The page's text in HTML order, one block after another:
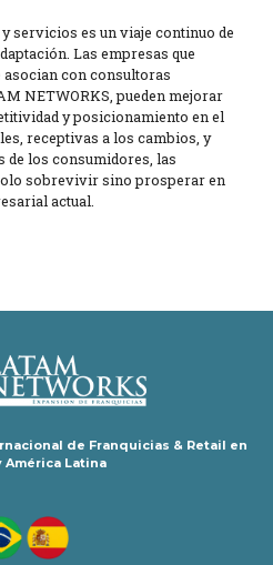
servicios es un viaje continuo de
Las empresas que
con consultoras
NETWORKS, pueden mejorar
y posicionamiento en el
receptivas a los cambios, y
de los consumidores, las
sobrevivir sino prosperar en
actual.
de Franquicias & Retail en
América Latina